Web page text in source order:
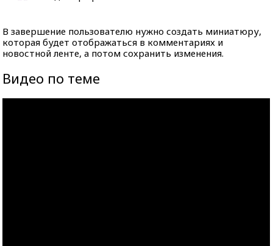
В завершение пользователю нужно создать миниатюру,
которая будет отображаться в комментариях и
новостной ленте, а потом сохранить изменения.
Видео по теме